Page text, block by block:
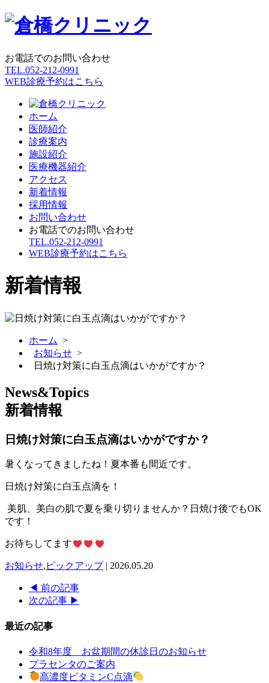
お電話でのお問い合わせ
TEL.052-212-0991
WEB診療予約はこちら
ホーム
医師紹介
診療案内
施設紹介
医療機器紹介
アクセス
新着情報
採用情報
お問い合わせ
お電話でのお問い合わせ
TEL.052-212-0991
WEB診療予約はこちら
新着情報
ホーム >
お知らせ >
日焼け対策に白玉点滴はいかがですか？
News&Topics
新着情報
日焼け対策に白玉点滴はいかがですか？
暑くなってきましたね！夏本番も間近です。
日焼け対策に白玉点滴を！
美肌、美白の肌で夏を乗り切りませんか？日焼け後でもOK
です！
お待ちしてます
お知らせ, ピックアップ| 2026.05.20
◀ 前の記事
次の記事 ▶
最近の記事
令和8年度 お盆期間の休診日のお知らせ
プラセンタのご案内
高濃度ビタミンC点滴